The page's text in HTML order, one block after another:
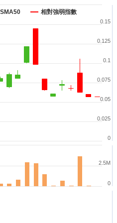
SMA50 相對強弱指數
0
0.025
0.05
0.075
0.1
0.125
0.15
0
2.5M